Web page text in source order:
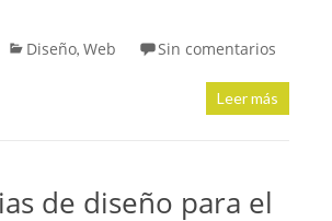
Diseño, Web Sin comentarios
Leer más
de diseño para el